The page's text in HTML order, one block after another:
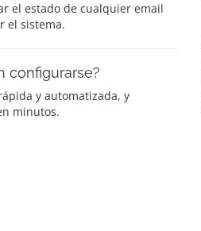
el estado de cualquier email
el sistema.
configurarse?
y automatizada, y
minutos.